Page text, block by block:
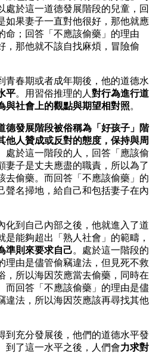
處於這一道德發展階段的兒童，回
如果妻子一直對他很好，那他就應
命；回答「不應該偷藥」的理由
，那他就不該自找麻煩，冒險偷
青春期或者成年期後，他的道德水
平。用習俗推理的人 對行為進行道
與社會上的觀點與期望相對照。
德發展階段被俗稱為「好孩子」階
他人贊成或反對的態度，保持與周
處於這一階段的人，回答「應該偷
妻子是丈夫應盡的職責，所以為了
去偷藥。而回答「不應該偷藥」的
聲名掃地，給自己和包括妻子在內
化到自己內部之後，他就進入了道
是能夠超出「熟人社會」的範疇，
準則來要求自己。處於這一階段的
理由是儘管偷竊違法，但見死不救
，所以海因茨應當去偷藥，同時在
而回答「不應該偷藥」的理由是儘
違法，所以海因茨應該再尋找其他
到充分發展後，他們的道德水平發
到了這一水平之後，人們會力求對